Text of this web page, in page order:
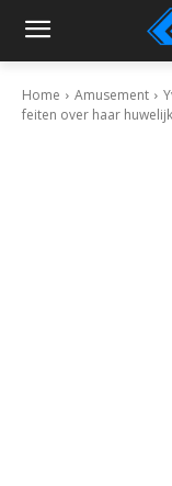
Home Amusement
feiten over haar